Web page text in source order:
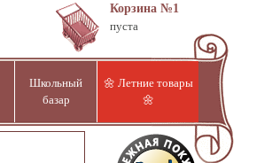
Корзина №1
пуста
Школьный
базар
🌼 Летние товары
🌼